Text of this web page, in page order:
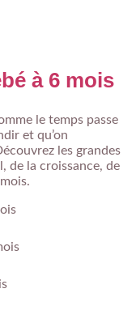
à 6 mois
le temps passe
et qu’on
les grandes
de la croissance, de